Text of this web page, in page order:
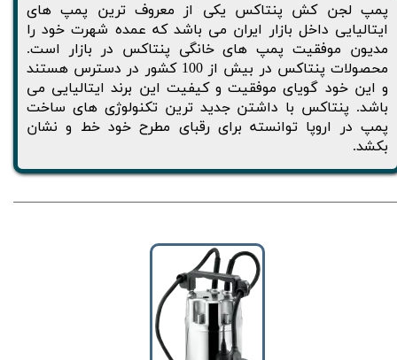
پمپ لجن کش پنتاکس یکی از معروف ترین پمپ های
ایتالیایی داخل بازار ایران می باشد که عمده شهرت خود را
مدیون موفقیت پمپ های خانگی پنتاکس در بازار است.
محصولات پنتاکس در بیش از 100 کشور در دسترس هستند
و این خود گویای موفقیت و کیفیت این برند ایتالیایی می
باشد. پنتاکس با داشتن جدید ترین تکنولوژی های ساخت
پمپ در اروپا توانسته برای رقبای مطرح خود خط و نشان
بکشد.